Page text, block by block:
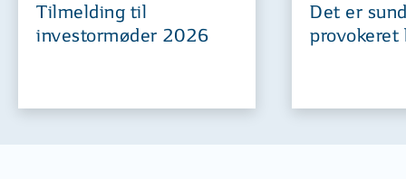
Tilmelding til
investormøder 2026
Det er
provokeret